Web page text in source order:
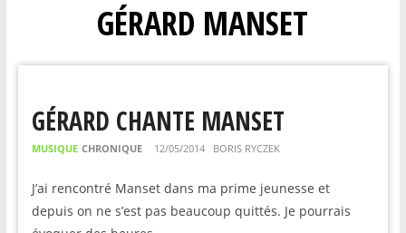
GÉRARD MANSET
GÉRARD CHANTE MANSET
MUSIQUE CHRONIQUE 12/05/2014 BORIS RYCZEK
J’ai rencontré Manset dans ma prime jeunesse et
depuis on ne s’est pas beaucoup quittés. Je pourrais